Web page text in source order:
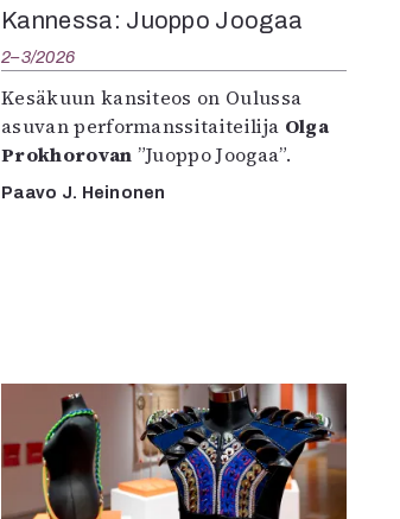
Kannessa: Juoppo Joogaa
2–3/2026
Kesäkuun kansiteos on Oulussa
asuvan performanssitaiteilija Olga
Prokhorovan ”Juoppo Joogaa”.
Paavo J. Heinonen